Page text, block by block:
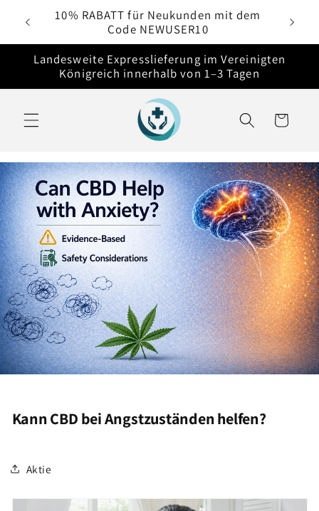
zum
Inhalt
10% RABATT für Neukunden mit dem
Code NEWUSER10
Landesweite Expresslieferung im Vereinigten
Königreich innerhalb von 1–3 Tagen
Warenkorb
Kann CBD bei Angstzuständen helfen?
Aktie